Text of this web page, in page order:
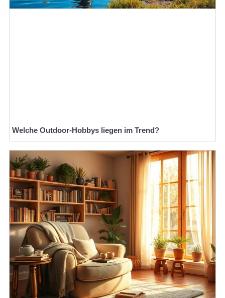
Welche Outdoor-Hobbys liegen im Trend?